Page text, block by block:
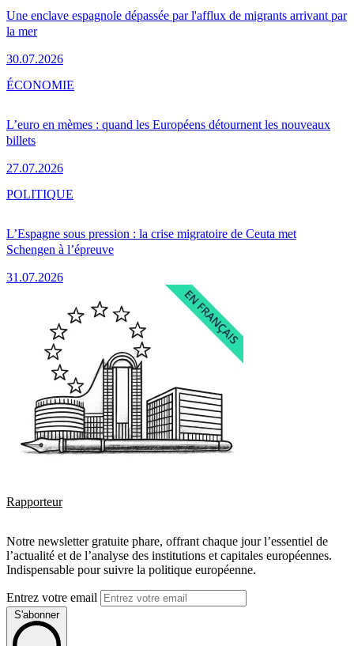
Une enclave espagnole dépassée par l'afflux de migrants arrivant par
la mer
30.07.2026
L’euro en mèmes : quand les Européens détournent les nouveaux
billets
27.07.2026
ÉCONOMIE
L’Espagne sous pression : la crise migratoire de Ceuta met
Schengen à l’épreuve
31.07.2026
POLITIQUE
Rapporteur
Notre newsletter gratuite phare, offrant chaque jour l’essentiel de
l’actualité et de l’analyse des institutions et capitales européennes.
Indispensable pour suivre la politique européenne.
Entrez votre email
S'abonner